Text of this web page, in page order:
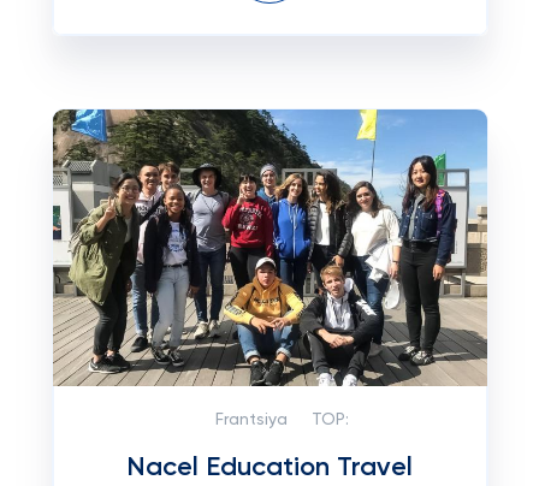
Frantsiya TOP:
Nacel Education Travel